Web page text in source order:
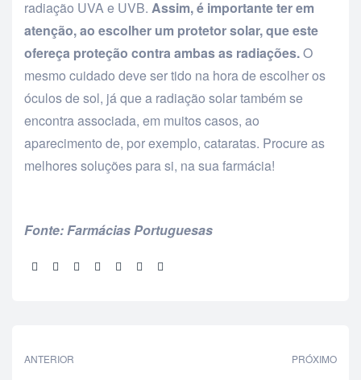
radiação UVA e UVB. Assim, é importante ter em
atenção, ao escolher um protetor solar, que este
ofereça proteção contra ambas as radiações.O
mesmo cuidado deve ser tido na hora de escolher os
óculos de sol, já que a radiação solar também se
encontra associada, em muitos casos, ao
aparecimento de, por exemplo, cataratas. Procure as
melhores soluções para si, na sua farmácia!
Fonte: Farmácias Portuguesas
Partilhar:
ANTERIOR PRÓXIMO